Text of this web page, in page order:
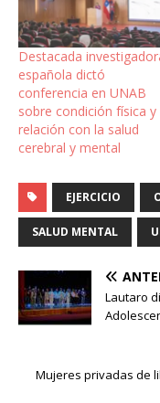
Destacada
española dictó
conferencia en UNAB
sobre condición física y
relación con la salud
cerebral y mental
EJERCICIO
SALUD MENTAL
Lautaro
Mujeres privadas de